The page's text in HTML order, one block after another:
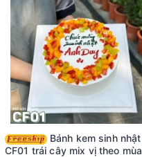
Bánh kem sinh nhật
CF01 trái cây mix vị theo mùa